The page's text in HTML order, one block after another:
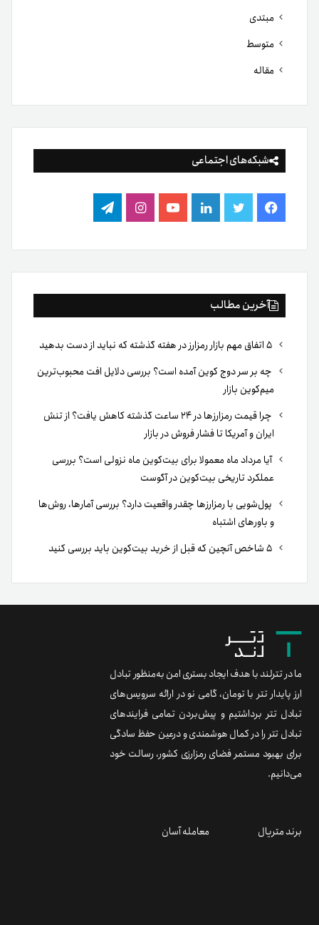
مبتدی
متوسط
مقاله
شبکه‌های اجتماعی
فیس
بوک
توییتر لینکدینیوتیوباینستاگرام
تلگرام
آخرین مطالب
چه بر سر دوج کوین آمده است؟ بررسی دلایل افت محبوب‌ترین
میم‌کوین بازار
چرا قیمت رمزارزها در ۲۴ ساعت گذشته کاهش یافت؟ از تنش
ایران و آمریکا تا فشار فروش در بازار
آیا مرداد ماه معمولا برای بیت‌کوین ماه نزولی است؟ بررسی
عملکرد تاریخی بیت‌کوین در آگوست
پول‌شویی با رمزارزها چقدر واقعیت دارد؟ بررسی آمارها، روش‌ها
و باورهای اشتباه
ما در تترلند با هدف ایجاد بستری امن به‌منظور تبادل
ارز پایدار تتر با تومان، گامی نو در ارائه سرویس‌های
تبادل تتر برداشتیم و پیش‌بردن تمامی فرایندهای
تبادل تتر را در کمال هوشمندی و درعین حفظ سادگی
برای بهبود مستمر فضای رمزارزی کشور، رسالت خود
می‌دانیم.
برند متریال معامله آسان